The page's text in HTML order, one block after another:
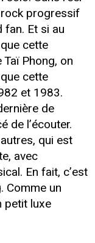
progressif
Et si au
cette
Phong, on
cette
et 1983.
de
de l’écouter.
qui est
avec
En fait, c’est
Comme un
petit luxe